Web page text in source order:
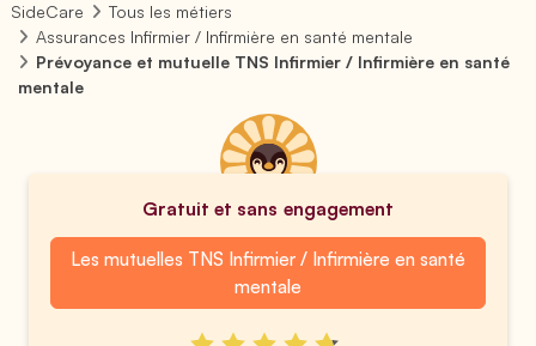
SideCare
Tous les métiers
Assurances Infirmier / Infirmière en santé mentale
Prévoyance et mutuelle TNS Infirmier / Infirmière en santé
mentale
Gratuit et sans engagement
Les mutuelles TNS Infirmier / Infirmière en santé
mentale